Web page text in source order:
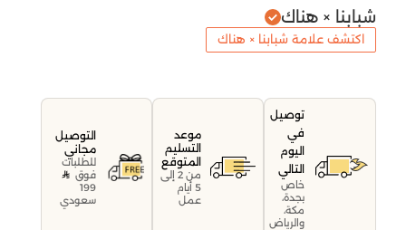
شبابنا × هناك
اكتشف علامة شبابنا × هناك
توصيل
في
اليوم
التالي
خاص
بجدة،
مكة،
والرياض
موعد
التسليم
المتوقع
من 2 إلى
5 أيام
عمل
التوصيل
مجاني
للطلبات
فوق
199
سعودي